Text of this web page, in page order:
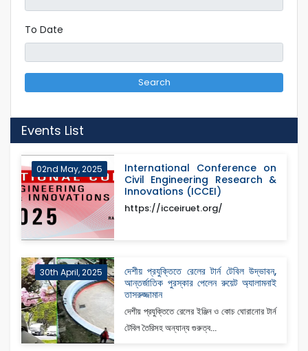
To Date
Search
Events List
02nd May, 2025
International Conference on
Civil Engineering Research &
Innovations (ICCEI)
https://icceiruet.org/
30th April, 2025
দেশীয় প্রযুক্তিতে রেলের টার্ন টেবিল উদ্ভাবন,
আন্তর্জাতিক পুরস্কার পেলেন রুয়েট অ্যালামনাই
তাসরুজ্জামান
দেশীয় প্রযুক্তিতে রেলের ইঞ্জিন ও কোচ ঘোরানোর টার্ন
টেবিল তৈরিসহ অন্যান্য গুরুত্ব...